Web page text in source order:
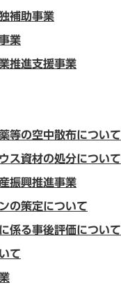
補助事業
業
推進支援事業
等の空中散布について
ス資材の処分について
振興推進事業
の策定について
係る事後評価について
て